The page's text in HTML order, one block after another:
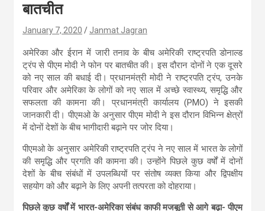
बातचीत
January 7, 2020 Janmat Jagran
अमेरिका और ईरान में जारी तनाव के बीच अमेरिकी राष्ट्रपति डोनाल्ड
ट्रंप से पीएम मोदी ने फोन पर बातचीत की। इस दौरान दोनों ने एक दूसरे
को नए साल की बधाई दी। प्रधानमंत्री मोदी ने राष्ट्रपति ट्रंप, उनके
परिवार और अमेरिका के लोगों को नए साल में अच्छे स्वास्थ्य, समृद्धि और
सफलता की कामना की। प्रधानमंत्री कार्यालय (PMO) ने इसकी
जानकारी दी। पीएमओ के अनुसार पीएम मोदी ने इस दौरान विभिन्न क्षेत्रों
में दोनों देशों के बीच भागीदारी बढ़ाने पर जोर दिया।
पीएमओ के अनुसार अमेरिकी राष्ट्रपति ट्रंप ने नए साल में भारत के लोगों
की समृद्धि और प्रगति की कामना की। उन्होंने पिछले कुछ वर्षों में दोनों
देशों के बीच संबंधों में उपलब्धियों पर संतोष व्यक्त किया और द्विपक्षीय
सहयोग को और बढ़ाने के लिए अपनी तत्परता को दोहराया।
पिछले कुछ वर्षों में भारत-अमेरिका संबंध काफी मजबूती से आगे बढ़ा- पीएम